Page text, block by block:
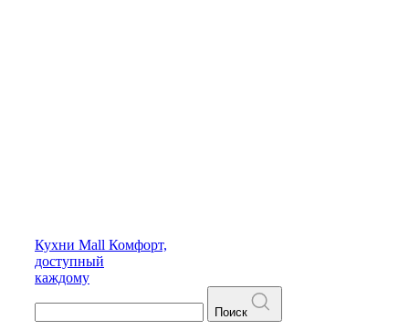
Кухни Mall Комфорт,
доступный
каждому
Поиск